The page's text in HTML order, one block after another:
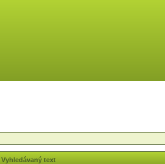
Vyhledávaný text